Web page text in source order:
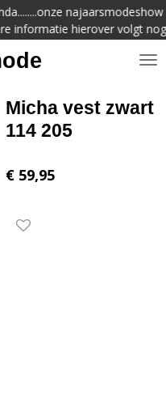
najaarsmodeshow is op
hierover volgt nog.
Micha vest zwart
114 205
€ 59,95